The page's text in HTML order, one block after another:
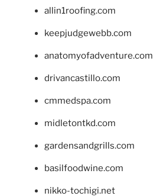
allin1roofing.com
keepjudgewebb.com
anatomyofadventure.com
drivancastillo.com
cmmedspa.com
midletontkd.com
gardensandgrills.com
basilfoodwine.com
nikko-tochigi.net